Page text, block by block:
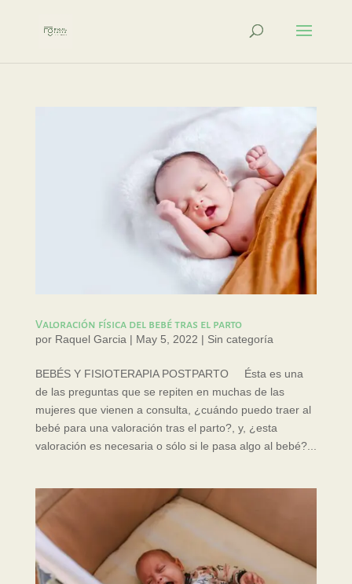
Valoración física del bebé tras el parto
por Raquel Garcia | May 5, 2022 | Sin categoría
BEBÉS Y FISIOTERAPIA POSTPARTO Ésta es una
de las preguntas que se repiten en muchas de las
mujeres que vienen a consulta, ¿cuándo puedo traer al
bebé para una valoración tras el parto?, y, ¿esta
valoración es necesaria o sólo si le pasa algo al bebé?...